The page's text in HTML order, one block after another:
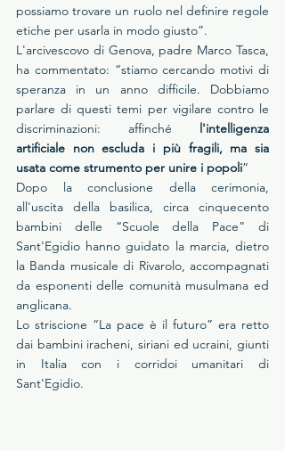
possiamo trovare un ruolo nel definire regole
etiche per usarla in modo giusto”.
L'arcivescovo di Genova, padre Marco Tasca,
ha commentato: “stiamo cercando motivi di
speranza in un anno difficile. Dobbiamo
parlare di questi temi per vigilare contro le
discriminazioni: affinché l'intelligenza
artificiale non escluda i più fragili, ma sia
usata come strumento per unire i popoli”
Dopo la conclusione della cerimonia,
all'uscita della basilica, circa cinquecento
bambini delle “Scuole della Pace” di
Sant'Egidio hanno guidato la marcia, dietro
la Banda musicale di Rivarolo, accompagnati
da esponenti delle comunità musulmana ed
anglicana.
Lo striscione “La pace è il futuro” era retto
dai bambini iracheni, siriani ed ucraini, giunti
in Italia con i corridoi umanitari di
Sant'Egidio.